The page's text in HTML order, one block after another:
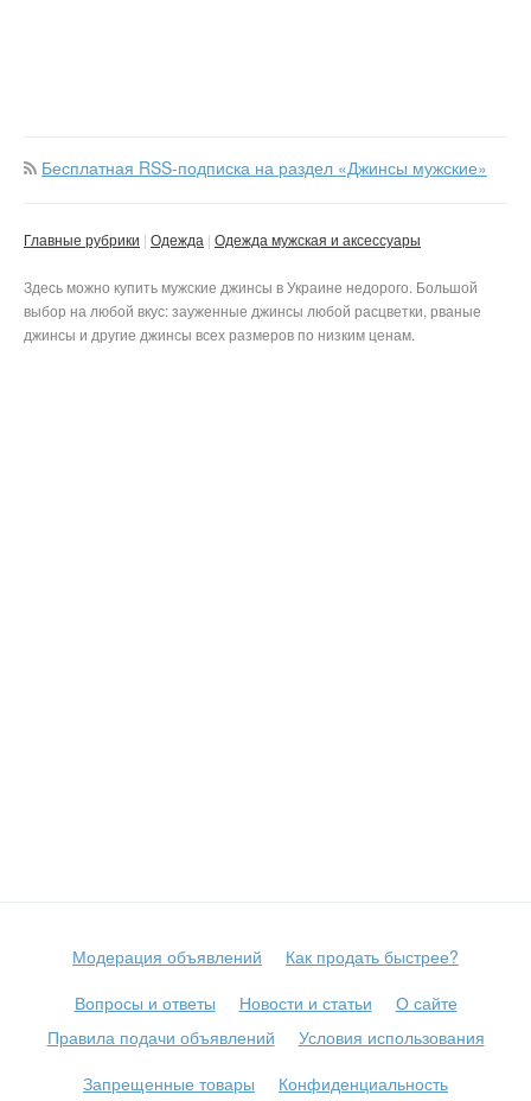
Бесплатная RSS-подписка на раздел «Джинсы мужские»
Главные рубрики Одежда Одежда мужская и аксессуары
Здесь можно купить мужские джинсы в Украине недорого. Большой
выбор на любой вкус: зауженные джинсы любой расцветки, рваные
джинсы и другие джинсы всех размеров по низким ценам.
Модерация объявлений
Как продать быстрее?
Вопросы и ответы
Новости и статьи
О сайте
Правила подачи объявлений
Условия использования
Запрещенные товары
Конфиденциальность